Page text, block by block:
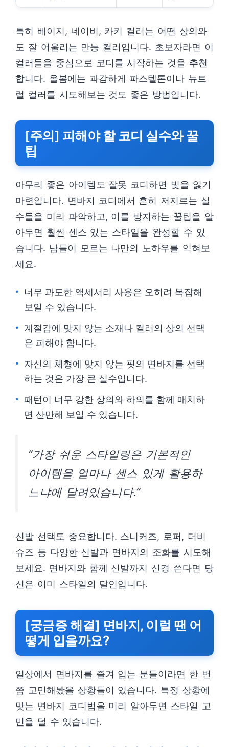
특히 베이지, 네이비, 카키 컬러는 어떤 상의와
도 잘 어울리는 만능 컬러입니다. 초보자라면 이
컬러들을 중심으로 코디를 시작하는 것을 추천
합니다. 올봄에는 과감하게 파스텔톤이나 뉴트
럴 컬러를 시도해보는 것도 좋은 방법입니다.
[주의] 피해야 할 코디 실수와 꿀
팁
아무리 좋은 아이템도 잘못 코디하면 빛을 잃기
마련입니다. 면바지 코디에서 흔히 저지르는 실
수들을 미리 파악하고, 이를 방지하는 꿀팁을 알
아두면 훨씬 센스 있는 스타일을 완성할 수 있
습니다. 남들이 모르는 나만의 노하우를 익혀보
세요.
너무 과도한 액세서리 사용은 오히려 복잡해
보일 수 있습니다.
계절감에 맞지 않는 소재나 컬러의 상의 선택
은 피해야 합니다.
자신의 체형에 맞지 않는 핏의 면바지를 선택
하는 것은 가장 큰 실수입니다.
패턴이 너무 강한 상의와 하의를 함께 매치하
면 산만해 보일 수 있습니다.
“가장 쉬운 스타일링은 기본적인
아이템을 얼마나 센스 있게 활용하
느냐에 달려있습니다.”
신발 선택도 중요합니다. 스니커즈, 로퍼, 더비
슈즈 등 다양한 신발과 면바지의 조화를 시도해
보세요. 면바지와 함께 신발까지 신경 쓴다면 당
신은 이미 스타일의 달인입니다.
[궁금증 해결] 면바지, 이럴 땐 어
떻게 입을까요?
일상에서 면바지를 즐겨 입는 분들이라면 한 번
쯤 고민해봤을 상황들이 있습니다. 특정 상황에
맞는 면바지 코디법을 미리 알아두면 스타일 고
민을 덜 수 있습니다.